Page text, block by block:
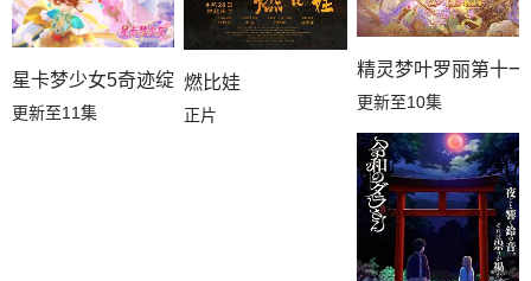
星卡梦少女5奇迹绽放
更新至11集
燃比娃
正片
精灵梦叶罗丽第十
更新至10集